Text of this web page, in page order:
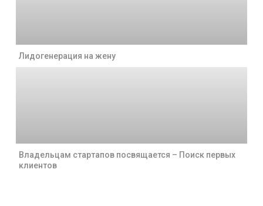
Лидогенерация на жену
Владельцам стартапов посвящается – Поиск первых
клиентов